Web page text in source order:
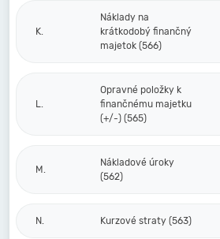
K.
Náklady na
krátkodobý finančný
majetok (566)
L.
Opravné položky k
finančnému majetku
(+/-) (565)
M.
Nákladové úroky
(562)
N. Kurzové straty (563)